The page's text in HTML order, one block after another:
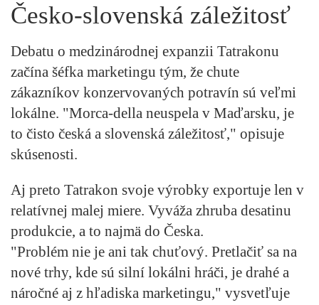
Česko-slovenská záležitosť
Debatu o medzinárodnej expanzii Tatrakonu
začína šéfka marketingu tým, že chute
zákazníkov konzervovaných potravín sú veľmi
lokálne. "Morca-della neuspela v Maďarsku, je
to čisto česká a slovenská záležitosť," opisuje
skúsenosti.
Aj preto Tatrakon svoje výrobky exportuje len v
relatívnej malej miere. Vyváža zhruba desatinu
produkcie, a to najmä do Česka.
"Problém nie je ani tak chuťový. Pretlačiť sa na
nové trhy, kde sú silní lokálni hráči, je drahé a
náročné aj z hľadiska marketingu," vysvetľuje